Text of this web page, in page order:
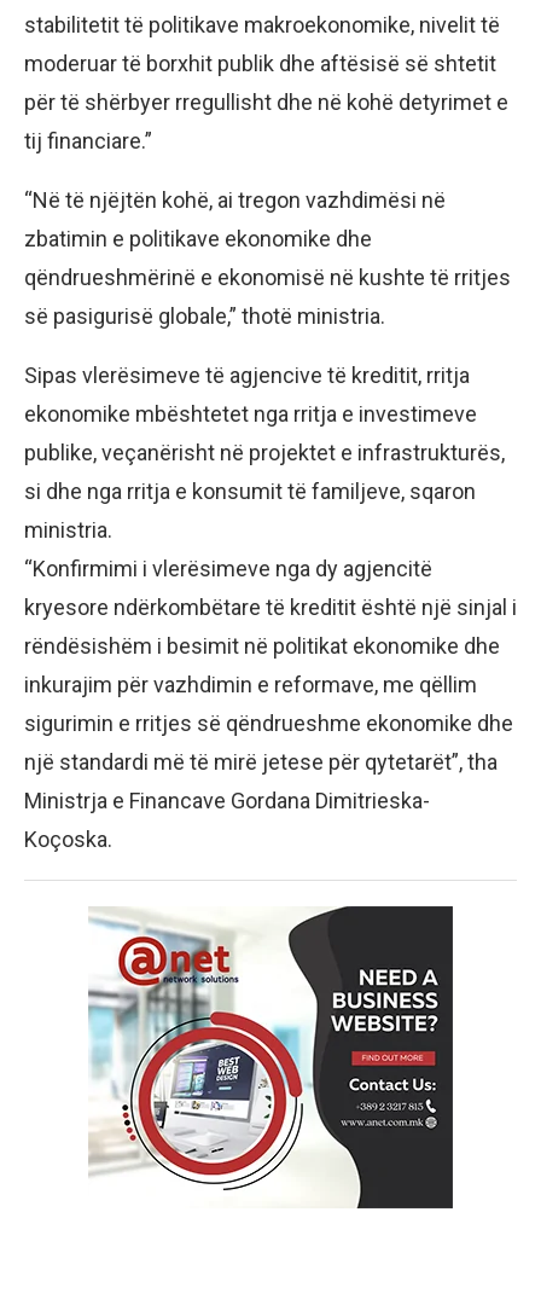
stabilitetit të politikave makroekonomike, nivelit të
moderuar të borxhit publik dhe aftësisë së shtetit
për të shërbyer rregullisht dhe në kohë detyrimet e
tij financiare.”
“Në të njëjtën kohë, ai tregon vazhdimësi në
zbatimin e politikave ekonomike dhe
qëndrueshmërinë e ekonomisë në kushte të rritjes
së pasigurisë globale,” thotë ministria.
Sipas vlerësimeve të agjencive të kreditit, rritja
ekonomike mbështetet nga rritja e investimeve
publike, veçanërisht në projektet e infrastrukturës,
si dhe nga rritja e konsumit të familjeve, sqaron
ministria.
“Konfirmimi i vlerësimeve nga dy agjencitë
kryesore ndërkombëtare të kreditit është një sinjal i
rëndësishëm i besimit në politikat ekonomike dhe
inkurajim për vazhdimin e reformave, me qëllim
sigurimin e rritjes së qëndrueshme ekonomike dhe
një standardi më të mirë jetese për qytetarët”, tha
Ministrja e Financave Gordana Dimitrieska-
Koçoska.